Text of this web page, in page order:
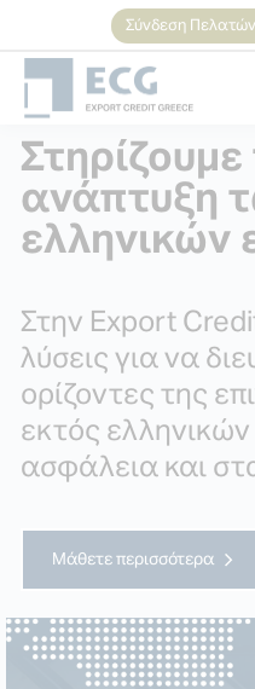
Σύνδεση Πελατών
Στηρίζουμε
ανάπτυξη
ελληνικών
Στην Export
λύσεις για να
ορίζοντες της
εκτός
ασφάλεια και
Μάθετε περισσότερα